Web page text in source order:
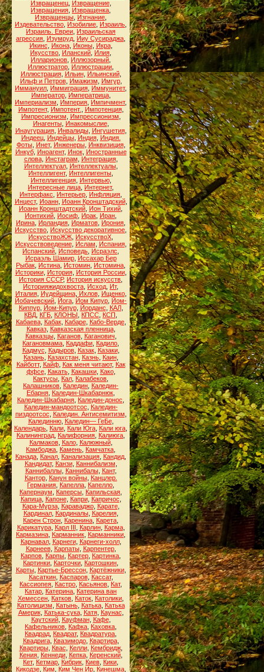
Извращенец, Извращение,
Извращения Извращенка
Извращенцы Изгнание
Издевательство Изобилие Израиль
Израиль. Евреи Израильская
агрессия Изумруд Ииу Сусираджа
Икинс
Икона, Иконы, Икра,
Икусство Иланский Илия
Илларионов Иллюзорный
Иллюстратор Иллюстрации
Иллюстрация, Ильин, Ильинский,
Ильф и Петров, Имажизм Имгур,
Иммануил Иммиграция Иммунитет,
Император, Императрица,
Империализм
Империя Импичмент,
Импотент, Импотент. Импотенция,
Импресионизм
Импрессионизм
Инагенты, Инакомыслие,
Инаугурация, Инвалиды, Ингушетия,
Индеец, Индейцы, Индия, Индия.
Фоты, Инет, Инженеры, Инквизиция,
Инкуб, Иноагент, Инок, Иностранные
слова, Инстаграм Интеграция,
Интеллектуал, Интеллектуалы,
Интеллигент, Интеллигенты
Интеллигенция, Интервью,
Интересные лица Интернет,
Интерфакс
Интерьер Инфляция
Инцест, Иоанн, Иоанн Кронштадский,
Иоанн Кронштадтский Ион Тихий
Ионтихий Иосиф Ирак Иран
Ирина Ирландия Ирматов Ирония
Искусство Искусство декоративное
ИскусствоЖЖ ИскусствоХ
Искусствоведение, Ислам Испания,
Испанский Исповедь Исраэлс
Исраэль Шамир, Иссахар Бер
Рыбак Истина Истомин Истомина
Историки, История, История России,
История СССР, История искусств
Историяжидохвоста Исход Ит,
Италия, Иудейщина, Ихлов, Ищенко,
Йобачевский Йога Йом Кипур Йом-
Киппур, Йом-Кипур, Йорданс КАЛ,
КВД КГБ КЛОНЫ КПСС КСП
Кабаева, Кабак, Кабаре, Кабо-Верде,
Кавказ, Кавказская пленница,
Кавказцы, Каганов, Каганович
Кагановмама Каддафи Кадило
Кадмус
Кадыров, Казак, Казаки,
Казань, Казахстан, Казнь, Каин,
Кайботт, Кайф, Как меня читают, Как
ффсе, Какать, Какашки, Како,
Кактусы Кал Калабеков
Калашников Каледин Каледин-
Ебарня Каледин-Шкабарнюк
Каледин-Шкабарня Каледин-донос
Каледин-мандоотсос
Каледин-
пиздоотсос
Каледин. Антисемитизм
Калединню, Каледин— ГеБе,
Календарь Кали Кали Юга Кали юга
Калининград Калифорния Калиюга
Калмаков, Кало, Калюжный,
Камбоджа Камень Камчатка
Канада Канал Канализация Кандид
Кандидат, Канзи, Каннибализм
Каннибаллы, Каннибалы, Кант,
Кантор, Канун войны, Канцлер.
Германия Капелла Капелло
Капернаум
Каперсы Капильская
Капица, Капоне, Капри, Капричос
Кара-Мурза, Караваджо, Карате,
Кардинал, Кардиналы, Карелия,
Карен Строн Каренина Карета
Карикатура, Карл III Карлин, Карма,
Кармазина Карманник Карманники
Карнавал, Карнеги, Карнеги-холл,
Карнеев, Карпаты, Карпентер,
Карпов Карпы Картер Картинка
Картинки Карточки Картошкин
Карты, Картье-Брессон, Картёжники,
Касаткин, Каспаров, Кассат,
Кассиопея Кастро Касьянов Кат,
Катар Катерина Катерина ван
Хемессен Катков Каток Католики
Католицизм
Катынь, Катька, Катька
Америк, Катька-сука, Катя, Каунас
Каутский, Кауфман, Кафе,
Кафельников Кафка Каховка
Квадрад Квадрат, Квадратура
Квадрига, Квазимодо, Квартира,
Квартиры, Квас Келли, Кембридж,
Кения, Кеннеди, Кепка, Керенский,
Кет, Кетмар Кибрик Киев Кики
Кикодзе, Ким Ким Чен Ир, Кинешма,